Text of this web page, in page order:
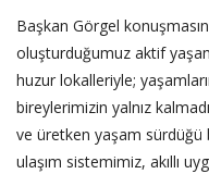
Başkan Görgel
oluşturduğumuz aktif
huzur lokalleriyle;
bireylerimizin yalnız
ve üretken yaşam sürdüğü
ulaşım sistemimiz, akıllı